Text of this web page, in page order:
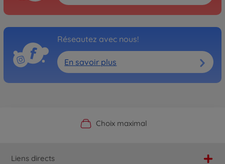
Réseautez avec nous!
En savoir plus
Boutique officielle du fabricant
Choix maximal
Service personnalisé
Livraison rapide
Liens directs